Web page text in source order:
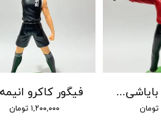
۱,۲۰۰,۰۰۰ تومان
فیگور واکی بایاشی انیمه فوتبالیستها